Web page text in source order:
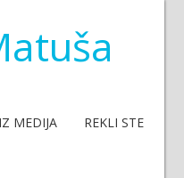
IZ MEDIJA REKLI STE